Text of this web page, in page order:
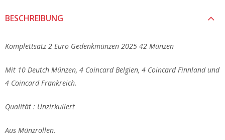
BESCHREIBUNG
Komplettsatz 2 Euro Gedenkmünzen 2025 42 Münzen
Mit 10 Deutch Münzen, 4 Coincard Belgien, 4 Coincard Finnlandund
4 Coincard Frankreich.
Qualität : Unzirkuliert
Aus Münzrollen.